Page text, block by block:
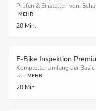
Prüfen & Einstellen von:
MEHR
20 Min.
E-Bike Inspektion
Kompletter Umfang der
U... MEHR
20 Min.